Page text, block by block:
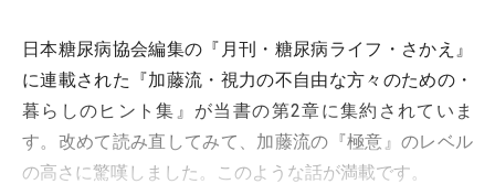
日本糖尿病協会編集の『月刊・糖尿病ライフ・さかえ』
に連載された『加藤流・視力の不自由な方々のための・
暮らしのヒント集』が当書の第2章に集約されていま
す。改めて読み直してみて、加藤流の『極意』のレベル
の高さに驚嘆しました。このような話が満載です。